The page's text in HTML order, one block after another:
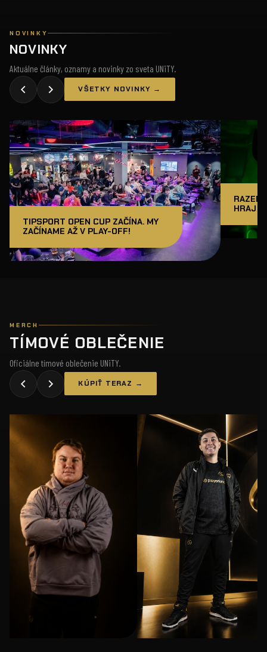
NOVINKY
NOVINKY
Aktuálne články, oznamy a novinky zo sveta UNiTY.
VŠETKY NOVINKY →
TIPSPORT OPEN CUP ZAČÍNA. MY
ZAČÍNAME AŽ V PLAY-OFF!
RAZER
HRAJ
MERCH
TÍMOVÉ OBLEČENIE
Oficiálne tímové oblečenie UNiTY.
KÚPIŤ TERAZ →